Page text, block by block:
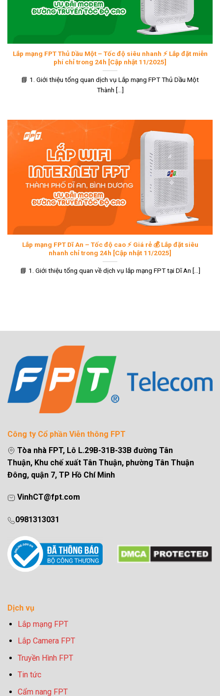
Lắp mạng FPT Thủ Dầu Một – Tốc độ siêu nhanh ⚡ Lắp đặt miễn
phí chỉ trong 24h [Cập nhật 11/2025]
📘 1. Giới thiệu tổng quan dịch vụ Lắp mạng FPT Thủ Dầu Một
Thành [...]
Lắp mạng FPT Dĩ An – Tốc độ cao ⚡ Giá rẻ 💰 Lắp đặt siêu
nhanh chỉ trong 24h [Cập nhật 11/2025]
📘 1. Giới thiệu tổng quan về dịch vụ lắp mạng FPT tại Dĩ An [...]
Công ty Cổ phần Viễn thông FPT
Tòa nhà FPT, Lô L.29B-31B-33B đường Tân
Thuận, Khu chế xuất Tân Thuận, phường Tân Thuận
Đông, quận 7, TP Hồ Chí Minh
VinhCT@fpt.com
0981313031
Dịch vụ
Lắp mạng FPT
Lắp Camera FPT
Truyền Hình FPT
Tin tức
Cẩm nang FPT